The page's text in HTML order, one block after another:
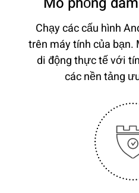
Chạy các cấu hình
trên máy tính của bạn.
di động thực tế với
các nền tảng